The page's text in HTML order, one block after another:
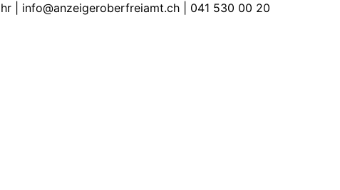
| info@anzeigeroberfreiamt.ch | 041 530 00 20